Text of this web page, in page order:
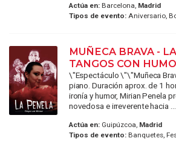
Actúa en:Barcelona, Madrid
Tipos de evento:Aniversario,
MUÑECA BRAVA -
TANGOS CON
\"Espectáculo \"\"Muñeca
piano. Duración aprox. de 1
ironía y humor, Mirian Penela
novedosa e irreverente hacia ...
Actúa en:Guipúzcoa, Madrid
Tipos de evento:Banquetes,